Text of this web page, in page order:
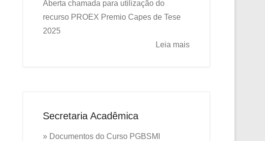
Aberta chamada para utilização do
recurso PROEX Premio Capes de Tese
2025
Leia mais
Secretaria Acadêmica
» Documentos do Curso PGBSMI